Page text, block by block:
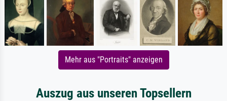
Mehr aus "Portraits" anzeigen
Auszug aus unseren Topsellern